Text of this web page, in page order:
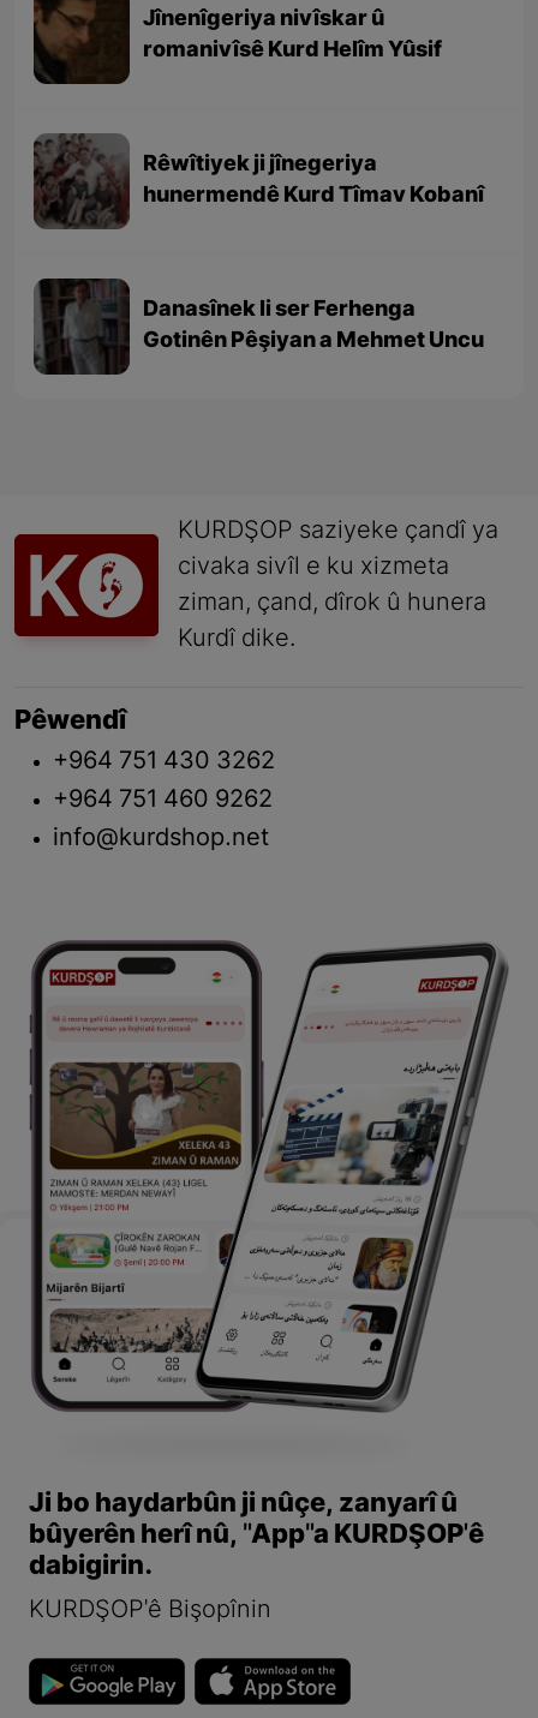
Jînenîgeriya nivîskar û
romanivîsê Kurd Helîm Yûsif
Rêwîtiyek ji jînegeriya
hunermendê Kurd Tîmav Kobanî
Danasînek li ser Ferhenga
Gotinên Pêşiyan a Mehmet Uncu
KURDŞOP saziyeke çandî ya
civaka sivîl e ku xizmeta
ziman, çand, dîrok û hunera
Kurdî dike.
Pêwendî
+964 751 430 3262
+964 751 460 9262
info@kurdshop.net
Ji bo haydarbûn ji nûçe, zanyarî û
bûyerên herî nû, "App"a KURDŞOP'ê
dabigirin.
KURDŞOP'ê Bişopînin